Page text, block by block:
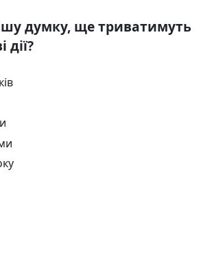
думку, ще триватимуть
дії?